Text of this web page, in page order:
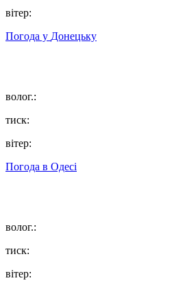
вітер:
Погода у Донецьку
волог.:
тиск:
вітер:
Погода в Одесі
волог.:
тиск:
вітер: